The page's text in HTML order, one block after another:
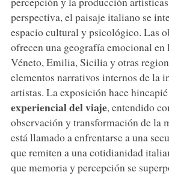
perspectiva, el paisaje italiano se
espacio cultural y psicológico. Las
ofrecen una geografía emocional en
Véneto, Emilia, Sicilia y otras
elementos narrativos internos de la
artistas. La exposición hace
experiencial del viaje, entendido
observación y transformación de la
está llamado a enfrentarse a una
que remiten a una cotidianidad
que memoria y percepción se